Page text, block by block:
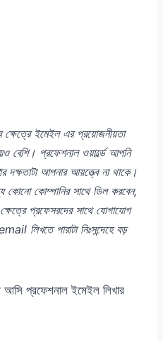
ইমেইল এর প্রয়োজনীয়তা
বেশি। প্রফেশনাল ওয়ার্ল্ডে আপনি
দক্ষতাটা আপনার আয়ত্ত্বে না থাকে।
কোনো কোম্পানির সাথে ডিল করবেন,
ক্ষেত্রে প্রফেসরদের সাথে যোগাযোগ
লিখতে পারাটা নিঃসন্দেহে বড়
প্রফেশনাল ইমেইল লিখার